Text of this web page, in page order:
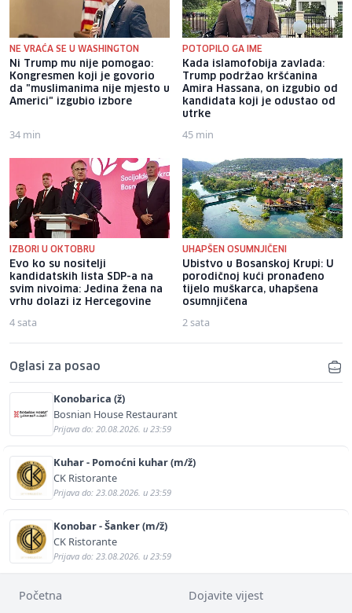
NE VRAĆA SE U WASHINGTON
Ni Trump mu nije pomogao:
Kongresmen koji je govorio
da "muslimanima nije mjesto u
Americi" izgubio izbore
34 min
POTOPILO GA IME
Kada islamofobija zavlada:
Trump podržao kršćanina
Amira Hassana, on izgubio od
kandidata koji je odustao od
utrke
45 min
IZBORI U OKTOBRU
Evo ko su nositelji
kandidatskih lista SDP-a na
svim nivoima: Jedina žena na
vrhu dolazi iz Hercegovine
4 sata
UHAPŠEN OSUMNJIČENI
Ubistvo u Bosanskoj Krupi: U
porodičnoj kući pronađeno
tijelo muškarca, uhapšena
osumnjičena
2 sata
Oglasi za posao
Konobarica (ž)
Bosnian House Restaurant
Prijava do: 20.08.2026. u 23:59
Kuhar - Pomoćni kuhar (m/ž)
CK Ristorante
Prijava do: 23.08.2026. u 23:59
Konobar - Šanker (m/ž)
CK Ristorante
Prijava do: 23.08.2026. u 23:59
Početna Dojavite vijest